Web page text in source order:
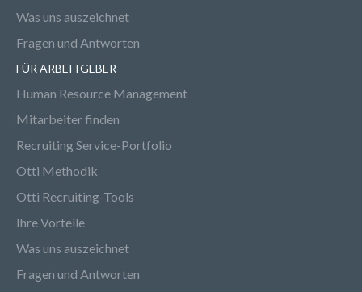
Was uns auszeichnet
Fragen und Antworten
FÜR ARBEITGEBER
Human Resource Management
Mitarbeiter finden
Recruiting Service-Portfolio
Otti Methodik
Otti Recruiting-Tools
Ihre Vorteile
Was uns auszeichnet
Fragen und Antworten